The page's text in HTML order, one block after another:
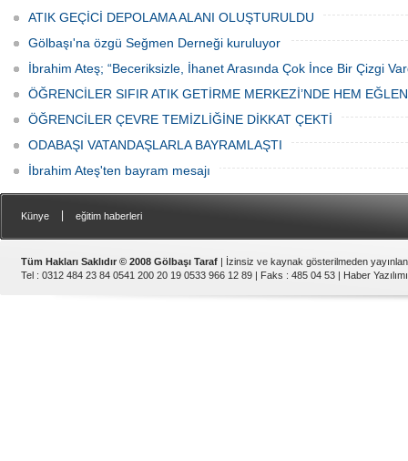
ATIK GEÇİCİ DEPOLAMA ALANI OLUŞTURULDU
Gölbaşı'na özgü Seğmen Derneği kuruluyor
İbrahim Ateş; “Beceriksizle, İhanet Arasında Çok İnce Bir Çizgi
ÖĞRENCİLER SIFIR ATIK GETİRME MERKEZİ’NDE HEM
ÖĞRENCİLER ÇEVRE TEMİZLİĞİNE DİKKAT ÇEKTİ
ODABAŞI VATANDAŞLARLA BAYRAMLAŞTI
İbrahim Ateş'ten bayram mesajı
Künye eğitim haberleri
Tüm Hakları Saklıdır © 2008 Gölbaşı Taraf | İzinsiz ve kaynak gösterilmeden
Tel : 0312 484 23 84 0541 200 20 19 0533 966 12 89 | Faks : 485 04 53 | Haber Yazılımı